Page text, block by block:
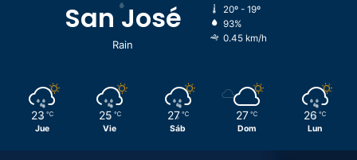
San José
Rain
20º - 19º
93%
0.45 km/h
23 ℃
Jue
25 ℃
Vie
27 ℃
Sáb
27 ℃
Dom
26 ℃
Lun